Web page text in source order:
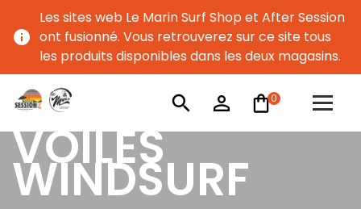
info
Les sites web Le Marin Surf Shop et After Session
ont fusionné. Vous retrouverez sur ce site tous
les produits disponibles dans les deux magasins.
search person_outline 0
VOILES
WINDSURF